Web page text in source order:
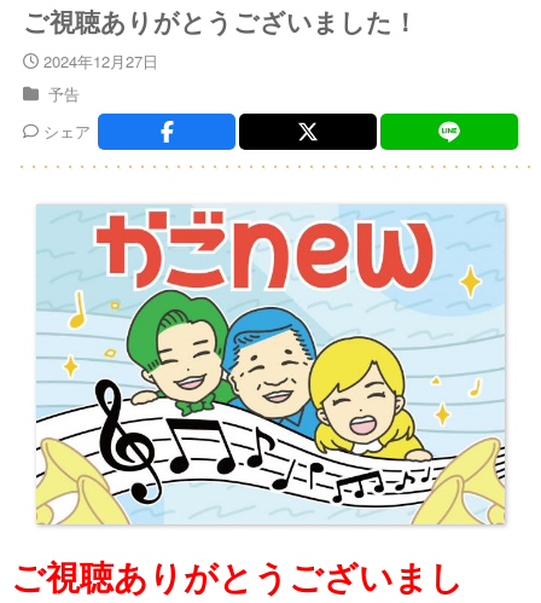
ご視聴ありがとうございました！
2024年12月27日
予告
シェア
ご視聴ありがとうございまし